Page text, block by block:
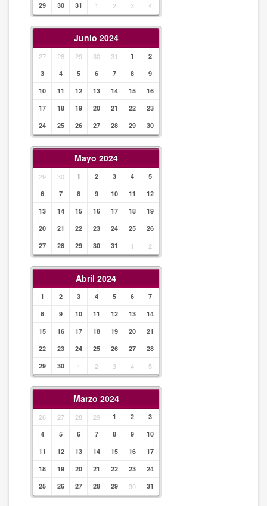
29
30 31 1 2 3 4
Junio 2024
27 28 29 30 31 1
2
3
4 5 6 7 8
9
10
11 12 13 14 15
16
17
18 19 20 21 22
23
24
25 26 27 28 29 30
Mayo 2024
29 30 1 2 3 4
5
6
7 8 9 10 11
12
13
14 15 16 17 18
19
20
21 22 23 24 25
26
27
28 29 30 31 1 2
Abril 2024
1 2 3 4 5 6
7
8
9 10 11 12 13
14
15
16 17 18 19 20
21
22
23 24 25 26 27
28
29
30 1 2 3 4 5
Marzo 2024
26 27 28 29 1 2
3
4
5 6 7 8 9
10
11
12 13 14 15 16
17
18
19 20 21 22 23
24
25
26 27 28 29 30 31